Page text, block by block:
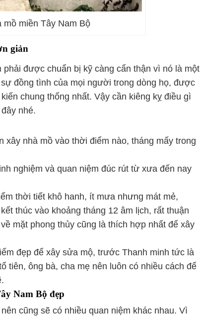
miền Tây Nam Bộ
giản
được chuẩn bị kỹ càng cẩn thận vì nó là một
đồng tình của mọi người trong dòng họ, được
chung thống nhất. Vậy cần kiêng kỵ điều gì
nhé.
nhà mồ vào thời điểm nào, tháng mấy trong
nghiệm và quan niệm đúc rút từ xưa đến nay
thời tiết khô hanh, ít mưa nhưng mát mẻ,
thúc vào khoảng tháng 12 âm lịch, rất thuận
mặt phong thủy cũng là thích hợp nhất để xây
đẹp để xây sửa mộ, trước Thanh minh tức là
tiên, ông bà, cha mẹ nên luôn có nhiều cách để
Nam Bộ đẹp
cũng sẽ có nhiều quan niệm khác nhau. Vì